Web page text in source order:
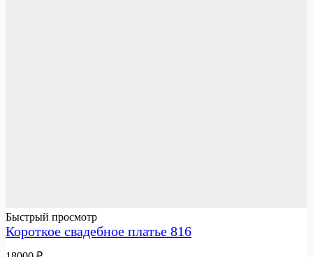
Быстрый просмотр
Короткое свадебное платье 816